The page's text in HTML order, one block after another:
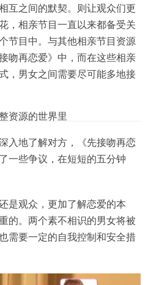
互之间的默契。则让观众们更
，相亲节目一直以来都备受关
节目中。与其他相亲节目资源
吻再恋爱》中，而在这些相亲
，男女之间需要尽可能多地接
资源的世界里
入地了解对方，《先接吻再恋
一些争议，在短短的五分钟
是观众，更加了解恋爱的本
的。两个素不相识的男女将被
需要一定的自我控制和安全措